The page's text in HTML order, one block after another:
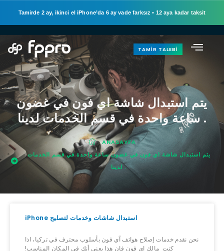
Tamirde 2 ay, ikinci el iPhone’da 6 ay vade farksız • 12 aya kadar taksit
TAMIR TALEBI
يتم استبدال شاشة اي فون في غضون
ساعة واحدة في قسم الخدمات لدينا .
ANASAYFA
يتم استبدال شاشة اي فون في غضون ساعة واحدة في قسم الخدمات
لدينا .
iPhone استبدال شاشات وخدمات لتصليح
نحن نقدم خدمات إصلاح هواتف آي فون بأسلوب محترف في تركيا، اذا
كنت مالك اي فون فإن هذا يعني أنك في المكان المناسب!